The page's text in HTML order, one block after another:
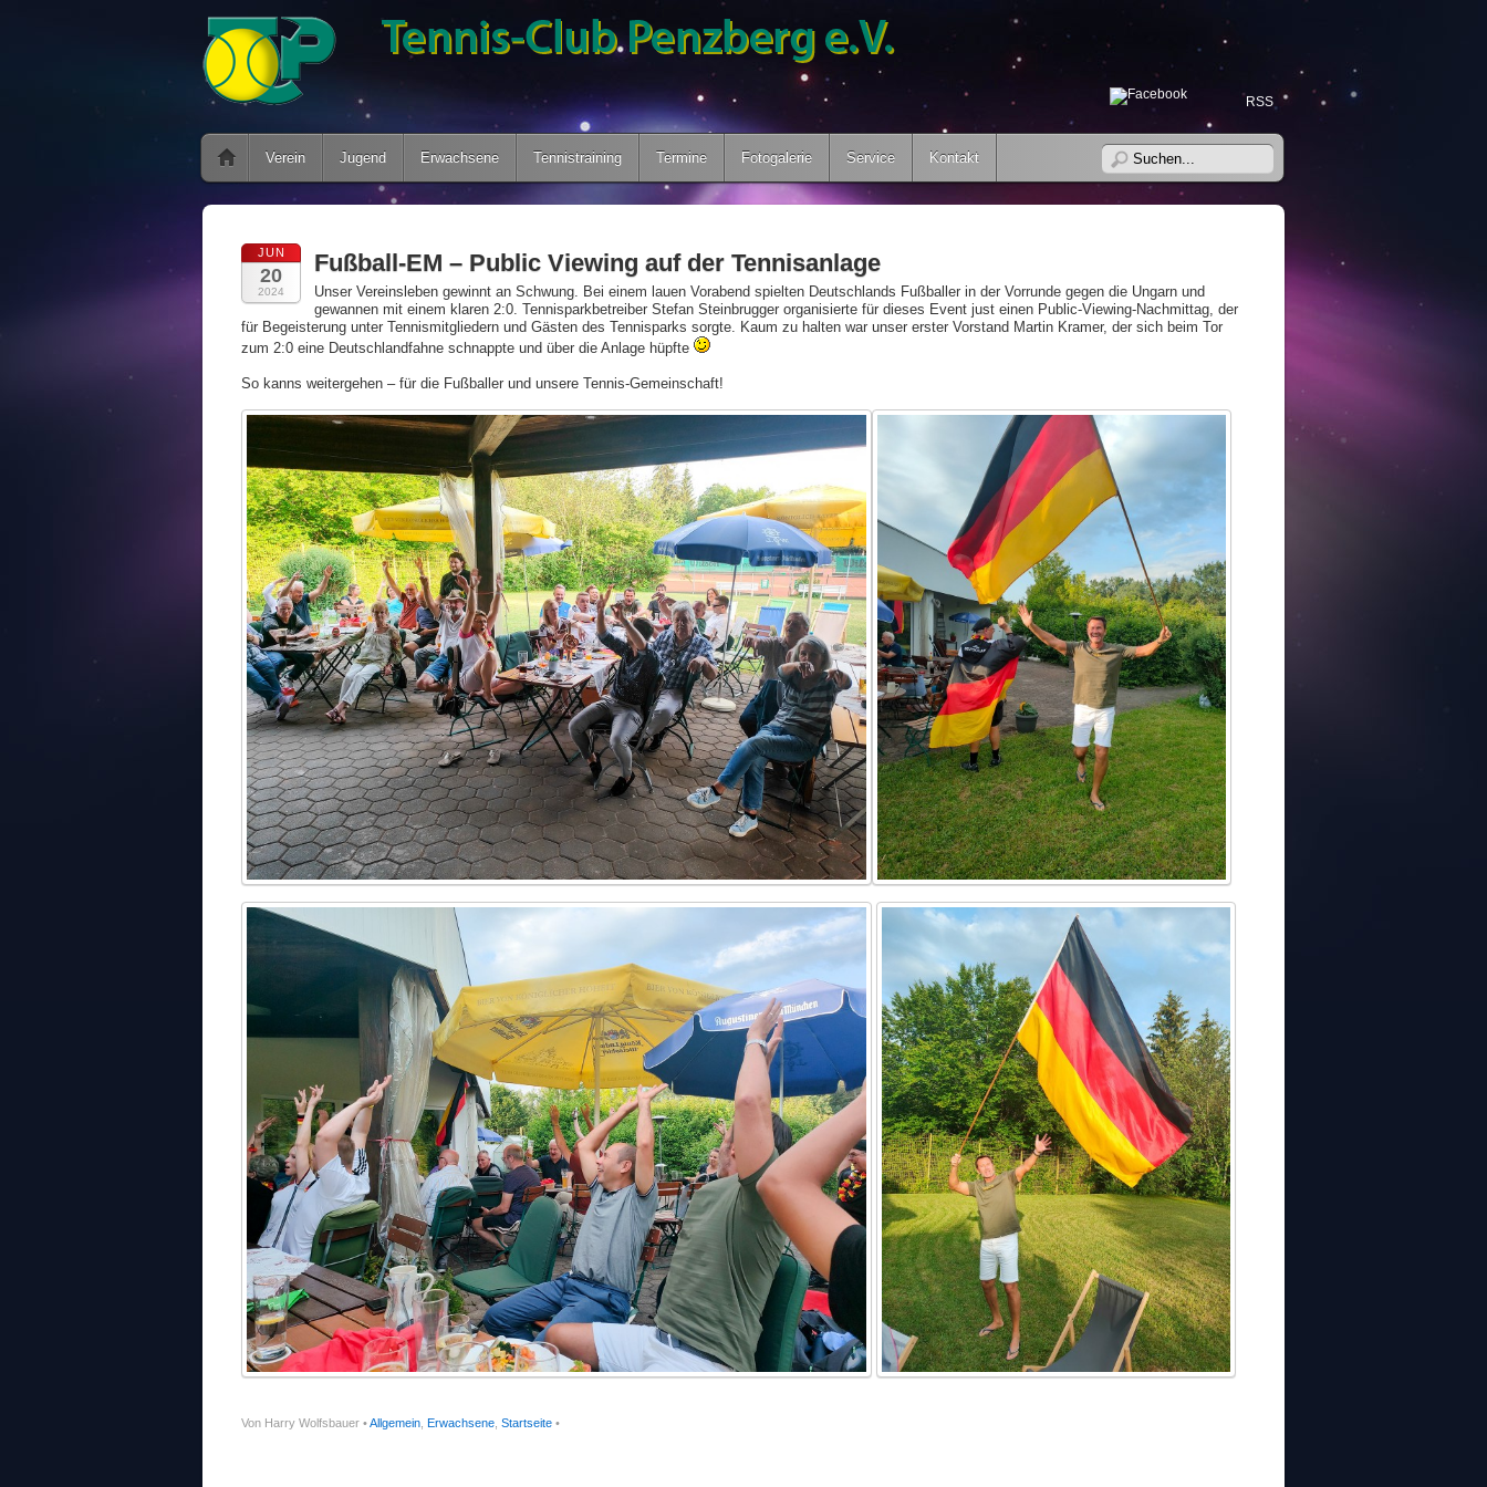
RSS
Verein Jugend Erwachsene Tennistraining Termine Fotogalerie Service Kontakt
JUN
20
2024
Fußball-EM – Public Viewing auf der Tennisanlage
Unser Vereinsleben gewinnt an Schwung. Bei einem lauen Vorabend spielten Deutschlands Fußballer in der Vorrunde gegen die Ungarn und
gewannen mit einem klaren 2:0. Tennisparkbetreiber Stefan Steinbrugger organisierte für dieses Event just einen Public-Viewing-Nachmittag, der
für Begeisterung unter Tennismitgliedern und Gästen des Tennisparks sorgte. Kaum zu halten war unser erster Vorstand Martin Kramer, der sich beim Tor
zum 2:0 eine Deutschlandfahne schnappte und über die Anlage hüpfte
So kanns weitergehen – für die Fußballer und unsere Tennis-Gemeinschaft!
Von Harry Wolfsbauer •Allgemein Erwachsene Startseite •